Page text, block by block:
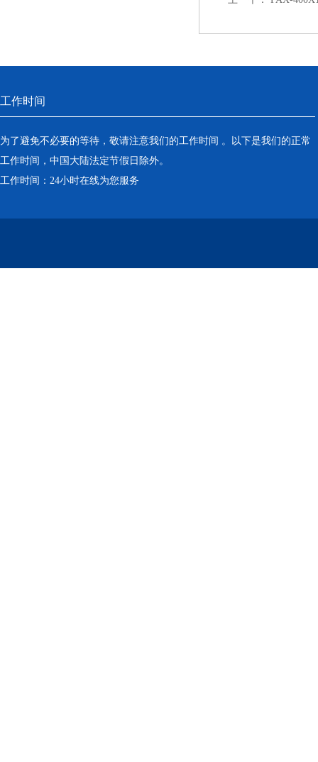
工作时间
为了避免不必要的等待，敬请注意我们的工作时间 。以下是我们的正常
工作时间，中国大陆法定节假日除外。
工作时间：24小时在线为您服务